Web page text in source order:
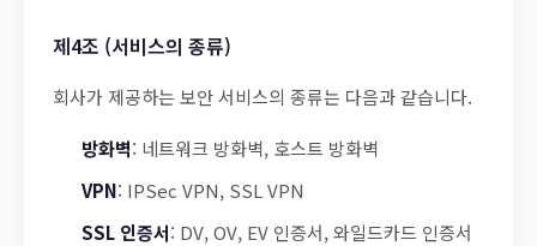
제4조 (서비스의 종류)
회사가 제공하는 보안 서비스의 종류는 다음과 같습니다.
방화벽: 네트워크 방화벽, 호스트 방화벽
VPN: IPSec VPN, SSL VPN
SSL 인증서: DV, OV, EV 인증서, 와일드카드 인증서